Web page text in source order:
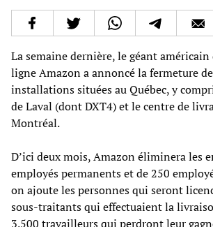
La semaine dernière, le géant
ligne Amazon a annoncé la fermeture
installations situées au Québec, y
de Laval (dont DXT4) et le centre de
Montréal.
D’ici deux mois, Amazon éliminera les
employés permanents et de 250
on ajoute les personnes qui seront
sous-traitants qui effectuaient la
3.500 travailleurs qui perdront leur